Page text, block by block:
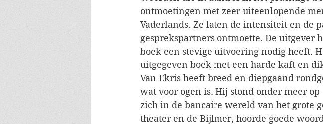
ontmoetingen met zeer uiteenlopende
Vaderlands. Ze laten de intensiteit en de
gesprekspartners ontmoette. De uitgever
boek een stevige uitvoering nodig heeft.
uitgegeven boek met een harde kaft en
Van Ekris heeft breed en diepgaand
wat voor ogen is. Hij stond onder meer
zich in de bancaire wereld van het grote
theater en de Bijlmer, hoorde goede